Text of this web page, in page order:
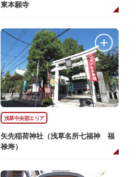
東本願寺
浅草中央部エリア
矢先稲荷神社（浅草名所七福神 福
禄寿）